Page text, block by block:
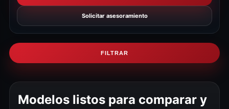
Solicitar asesoramiento
FILTRAR
Modelos listos para comparar y